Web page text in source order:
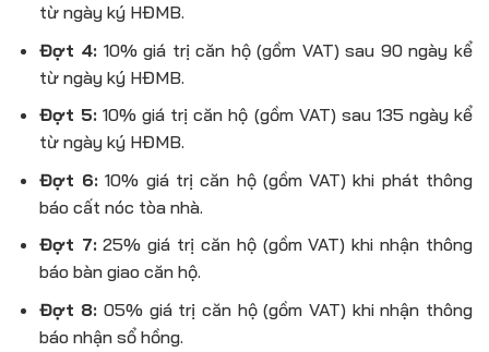
từ ngày ký HĐMB.
Đợt 4: 10% giá trị căn hộ (gồm VAT) sau 90 ngày kể
từ ngày ký HĐMB.
Đợt 5:10% giá trị căn hộ (gồm VAT) sau 135 ngày kể
từ ngày ký HĐMB.
Đợt 6: 10% giá trị căn hộ (gồm VAT) khi phát thông
báo cất nóc tòa nhà.
Đợt 7:25% giá trị căn hộ (gồm VAT) khi nhận thông
báo bàn giao căn hộ.
Đợt 8: 05% giá trị căn hộ (gồm VAT) khi nhận thông
báo nhận sổ hồng.